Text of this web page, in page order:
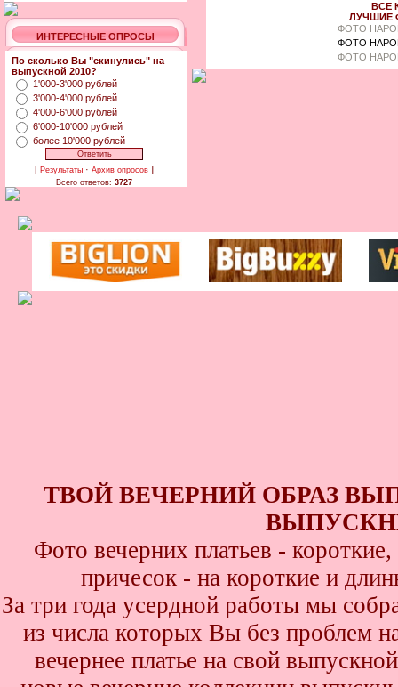
ИНТЕРЕСНЫЕ ОПРОСЫ
По сколько Вы "скинулись" на
выпускной 2010?
1'000-3'000 рублей
3'000-4'000 рублей
4'000-6'000 рублей
6'000-10'000 рублей
более 10'000 рублей
[ Результаты · Архив опросов ]
Всего ответов: 3727
ВСЕ
ЛУЧШИЕ
ФОТО
ФОТО
ФОТО
ТВОЙ ВЕЧЕРНИЙ ОБРАЗ
Фото вечерних платьев -
причесок - на короткие и
За три года усердной работы мы
из числа которых Вы без проблем
вечернее платье на свой